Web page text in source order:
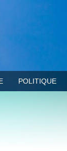
POLITIQUE